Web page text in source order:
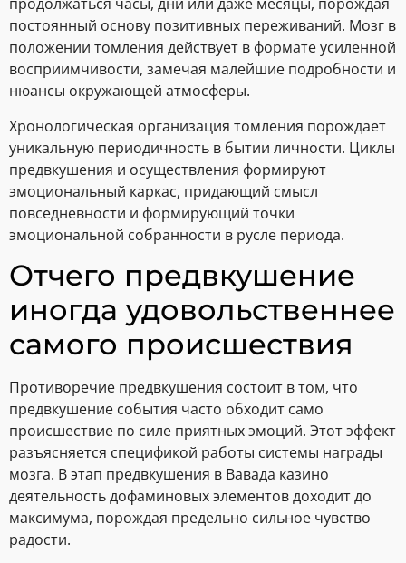
постоянный основу позитивных переживаний. Мозг в
положении томления действует в формате усиленной
восприимчивости, замечая малейшие подробности и
нюансы окружающей атмосферы.
Хронологическая организация томления порождает
уникальную периодичность в бытии личности. Циклы
предвкушения и осуществления формируют
эмоциональный каркас, придающий смысл
повседневности и формирующий точки
эмоциональной собранности в русле периода.
Отчего предвкушение
иногда удовольственнее
самого происшествия
Противоречие предвкушения состоит в том, что
предвкушение события часто обходит само
происшествие по силе приятных эмоций. Этот эффект
разъясняется спецификой работы системы награды
мозга. В этап предвкушения в Вавада казино
деятельность дофаминовых элементов доходит до
максимума, порождая предельно сильное чувство
радости.